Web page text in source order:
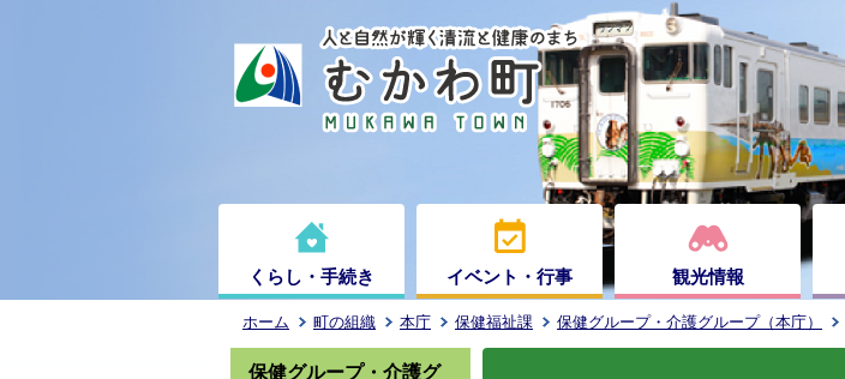
くらし・手続き イベント・行事 観光情報
ホーム 町の組織 本庁 保健福祉課 保健グループ・介護グループ（本庁）
保健グループ・介護グ